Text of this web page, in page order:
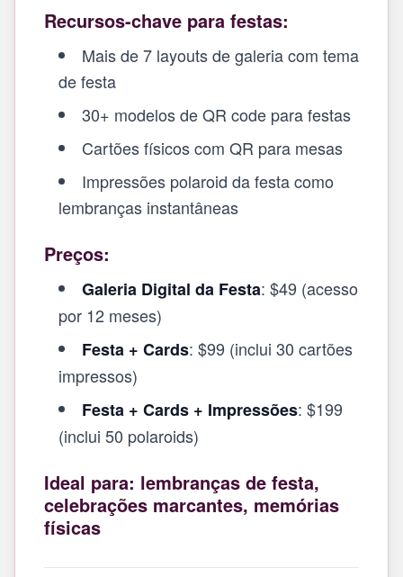
Recursos-chave para festas:
Mais de 7 layouts de galeria com tema
de festa
30+ modelos de QR code para festas
Cartões físicos com QR para mesas
Impressões polaroid da festa como
lembranças instantâneas
Preços:
Galeria Digital da Festa: $49 (acesso
por 12 meses)
Festa + Cards: $99 (inclui 30 cartões
impressos)
Festa + Cards + Impressões: $199
(inclui 50 polaroids)
Ideal para: lembranças de festa,
celebrações marcantes, memórias
físicas